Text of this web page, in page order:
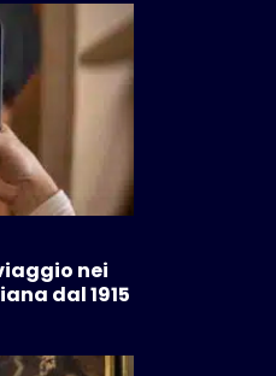
nei
dal 1915